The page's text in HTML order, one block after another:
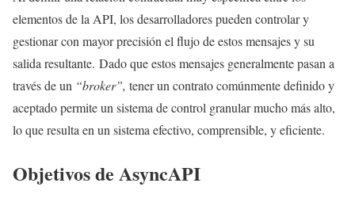
elementos de la API, los desarrolladores pueden controlar y
gestionar con mayor precisión el flujo de estos mensajes y su
salida resultante. Dado que estos mensajes generalmente pasan a
través de un “broker”, tener un contrato comúnmente definido y
aceptado permite un sistema de control granular mucho más alto,
lo que resulta en un sistema efectivo, comprensible, y eficiente.
Objetivos de AsyncAPI